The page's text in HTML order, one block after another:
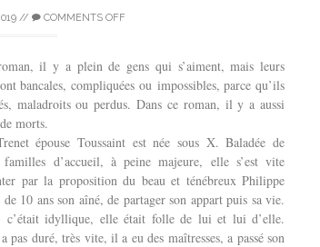
// COMMENTS OFF
il y a plein de gens qui s’aiment, mais leurs
bancales, compliquées ou impossibles, parce qu’ils
maladroits ou perdus. Dans ce roman, il y a aussi
morts.
épouse Toussaint est née sous X. Baladée de
d’accueil, à peine majeure, elle s’est vite
par la proposition du beau et ténébreux Philippe
de 10 ans son aîné, de partager son appart puis sa vie.
c’était idyllique, elle était folle de lui et lui d’elle.
pas duré, très vite, il a eu des maîtresses, a passé son